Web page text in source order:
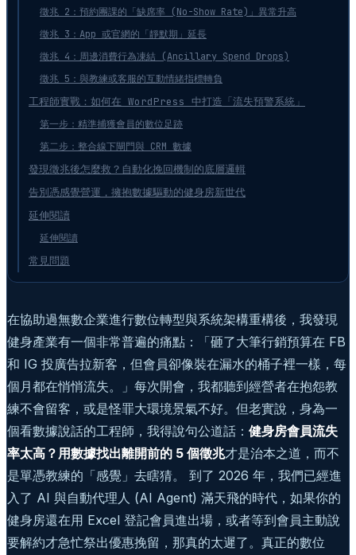
徵兆 2：預約團課的「缺席率 (No-Show Rate)」異常升高
徵兆 3：App 或官網的「靜默期」延長
徵兆 4：周邊消費行為凍結 (Ancillary Spend Drops)
徵兆 5：與教練或客服的互動情緒指標轉負
工程師實戰：如何在 WordPress 中打造「流失預警系統」
第一步：精準捕獲會員的數位足跡
第二步：整合線下閘門與 CRM 數據
發現徵兆後怎麼救？自動化挽回機制的底層邏輯
告別憑感覺營運，擁抱數據驅動的健身房新世代
延伸閱讀
延伸閱讀
常見問題
在協助過無數企業進行數位轉型與系統架構重構後，我發現
健身產業有一個非常普遍的痛點：「砸了大筆行銷預算在 FB
和 IG 投廣告拉新客，但會員卻像裝在漏水的桶子裡一樣，每
個月都在悄悄流失。」每次開會，我都聽到經營者在抱怨教
練不會留客，或是怪罪大環境景氣不好。但老實說，身為一
個看數據說話的工程師，我得說句公道話： 健身房會員流失
率太高？用數據找出離開前的 5 個徵兆才是治本之道，而不
是單憑教練的「感覺」去瞎猜。 到了 2026 年，我們已經進
入了 AI 與自動代理人 (AI Agent) 滿天飛的時代，如果你的
健身房還在用 Excel 登記會員進出場，或者等到會員主動說
要解約才急忙祭出優惠挽留，那真的太遲了。真正的數位